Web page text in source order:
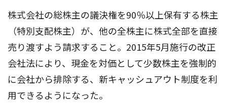
株式会社の総株主の議決権を90％以上保有する株主
（特別支配株主）が、他の全株主に株式全部を直接
売り渡すよう請求すること。2015年5月施行の改正
会社法により、現金を対価として少数株主を強制的
に会社から排除する、新キャッシュアウト制度を利
用できるようになった。